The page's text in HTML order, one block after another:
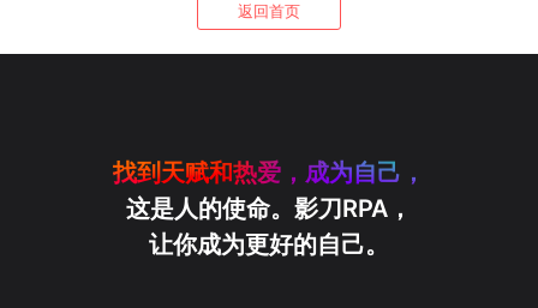
返回首页
找到天赋和热爱，成为自己，
这是人的使命。影刀RPA，
让你成为更好的自己。